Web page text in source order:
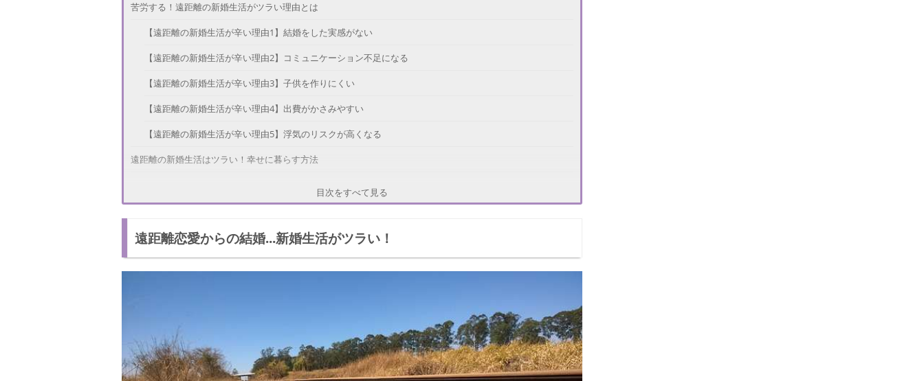
苦労する！遠距離の新婚生活がツラい理由とは
【遠距離の新婚生活が辛い理由1】結婚をした実感がない
【遠距離の新婚生活が辛い理由2】コミュニケーション不足になる
【遠距離の新婚生活が辛い理由3】子供を作りにくい
【遠距離の新婚生活が辛い理由4】出費がかさみやすい
【遠距離の新婚生活が辛い理由5】浮気のリスクが高くなる
遠距離の新婚生活はツラい！幸せに暮らす方法
【幸せに暮らす方法3】会えるチャンスを大切にする
遠距離の新婚生活がツラいときの対処方法
目次をすべて見る
遠距離恋愛からの結婚...新婚生活がツラい！